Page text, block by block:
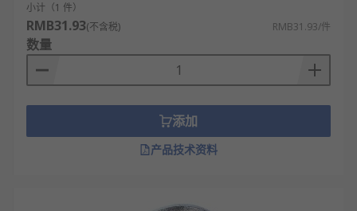
环也可以移动，从而提高连接的灵活性。旋转
吊环螺栓用于重型应用，设计用于从各种角度
进行提升。
吊环螺栓的应用
吊环螺栓产品广泛应用于港口、电力、钢铁、造船、
石油化工、矿山、铁路、建筑、冶金化工、汽车制
程、机场建设、桥梁、航空、航天、场馆等重要行业
小计（1 件）
RMB31.93(不含税) RMB31.93/件
数量
添加
产品技术资料